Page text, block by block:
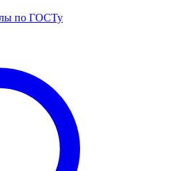
по ГОСТу